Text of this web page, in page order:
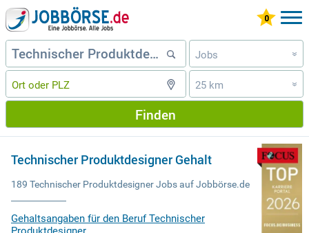
Jobs »
25 km »
Finden
Technischer Produktdesigner Gehalt
189 Technischer Produktdesigner Jobs auf Jobbörse.de
Gehaltsangaben für den Beruf Technischer